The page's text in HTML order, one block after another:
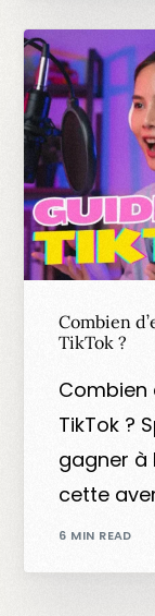
Combien
TikTok ?
Combien
TikTok ?
gagner à
cette
6 MIN READ